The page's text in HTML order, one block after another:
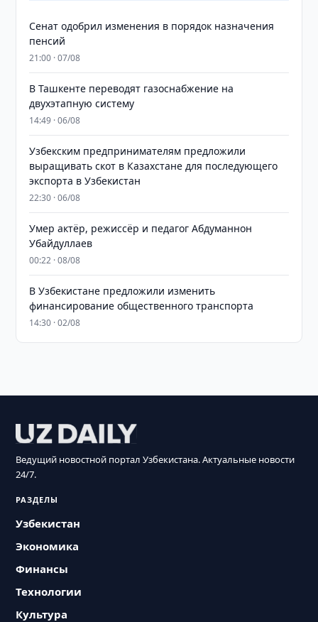
Сенат одобрил изменения в порядок назначения
пенсий
21:00 · 07/08
В Ташкенте переводят газоснабжение на
двухэтапную систему
14:49 · 06/08
Узбекским предпринимателям предложили
выращивать скот в Казахстане для последующего
экспорта в Узбекистан
22:30 · 06/08
Умер актёр, режиссёр и педагог Абдуманнон
Убайдуллаев
00:22 · 08/08
В Узбекистане предложили изменить
финансирование общественного транспорта
14:30 · 02/08
Ведущий новостной портал Узбекистана. Актуальные новости
24/7.
РАЗДЕЛЫ
Узбекистан
Экономика
Финансы
Технологии
Культура